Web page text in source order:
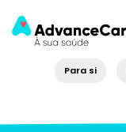
Para si